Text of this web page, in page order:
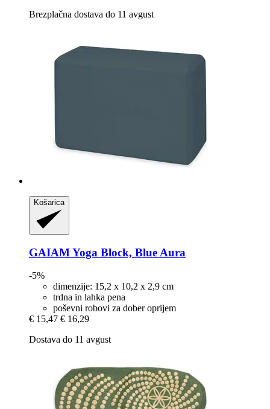
Brezplačna dostava do 11 avgust
Košarica
GAIAMYoga Block, Blue Aura
-5%
dimenzije: 15,2 x 10,2 x 2,9 cm
trdna in lahka pena
poševni robovi za dober oprijem
€ 15,47 € 16,29
Dostava do 11 avgust